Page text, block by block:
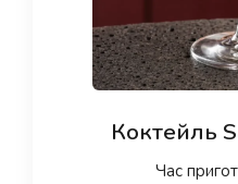
Коктейль
Час